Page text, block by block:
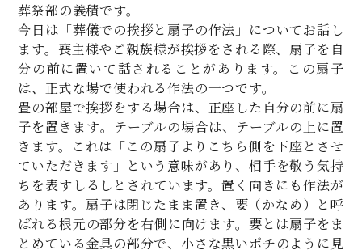
葬祭部の義積です。
今日は「葬儀での挨拶と扇子の作法」についてお話し
ます。喪主様やご親族様が挨拶をされる際、扇子を自
分の前に置いて話されることがあります。この扇子
は、正式な場で使われる作法の一つです。
畳の部屋で挨拶をする場合は、正座した自分の前に扇
子を置きます。テーブルの場合は、テーブルの上に置
きます。これは「この扇子よりこちら側を下座とさせ
ていただきます」という意味があり、相手を敬う気持
ちを表すしるしとされています。置く向きにも作法が
あります。扇子は閉じたまま置き、要（かなめ）と呼
ばれる根元の部分を右側に向けます。要とは扇子をま
とめている金具の部分で、小さな黒いポチのように見